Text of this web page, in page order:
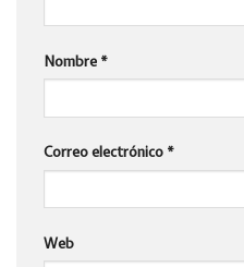
Nombre *
Correo electrónico *
Web